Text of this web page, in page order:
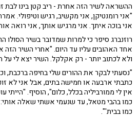
ההשראה לשיר הזה אחרת - ריב קטן בינו לבת
"אני רומנטיקן, אני מקשיב, רגיש וטיפולי.
אני בוכה איתך. אני מרגיש אותך, אני רואה
רוזנברג סיפר כי למרות שמדובר בשיר
אחד האהובים עליו עד היום. "אחרי השיר
ולא לכתוב יותר - רק אקלקל. השיר יצא לי על
"נסעתי לבקר את ההורים שלי בחיפה ברכבת,
כתבתי ארבעה או חמישה בתים, אבל אני לא
אין לי ממורביליה בכלל, כלום", הוסיף.
כמו בהבי מטאל, עד שנעמי אשתי שאלה
כמו בבית'".